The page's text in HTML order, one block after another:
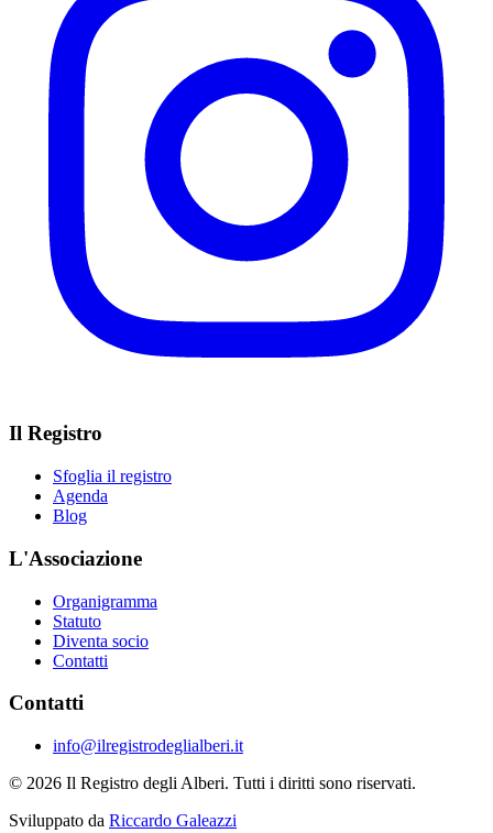
Il Registro
Sfoglia il registro
Agenda
Blog
L'Associazione
Organigramma
Statuto
Diventa socio
Contatti
Contatti
info@ilregistrodeglialberi.it
© 2026 Il Registro degli Alberi. Tutti i diritti sono riservati.
Sviluppato da Riccardo Galeazzi